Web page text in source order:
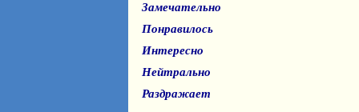
Замечательно
Понравилось
Интересно
Нейтрально
Раздражает